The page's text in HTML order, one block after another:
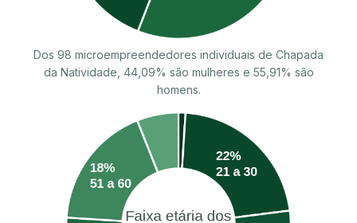
Dos 98 microempreendedores individuais de Chapada
da Natividade, 44,09% são mulheres e 55,91% são
homens.